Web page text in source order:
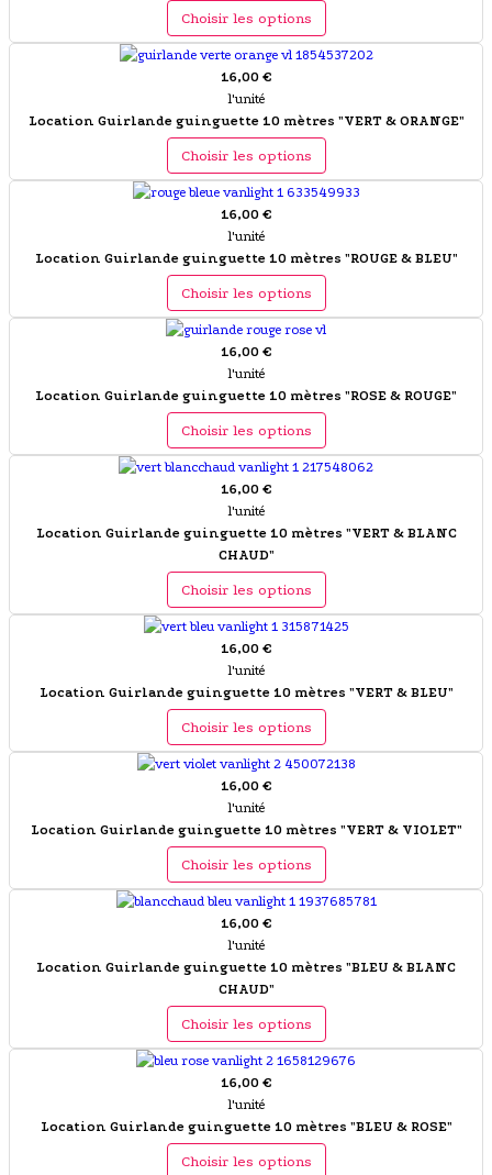
Choisir les options
16,00 €
l'unité
Location Guirlande guinguette 10 mètres "VERT & ORANGE"
Choisir les options
16,00 €
l'unité
Location Guirlande guinguette 10 mètres "ROUGE & BLEU"
Choisir les options
16,00 €
l'unité
Location Guirlande guinguette 10 mètres "ROSE & ROUGE"
Choisir les options
16,00 €
l'unité
Location Guirlande guinguette 10 mètres "VERT & BLANC
CHAUD"
Choisir les options
16,00 €
l'unité
Location Guirlande guinguette 10 mètres "VERT & BLEU"
Choisir les options
16,00 €
l'unité
Location Guirlande guinguette 10 mètres "VERT & VIOLET"
Choisir les options
16,00 €
l'unité
Location Guirlande guinguette 10 mètres "BLEU & BLANC
CHAUD"
Choisir les options
16,00 €
l'unité
Location Guirlande guinguette 10 mètres "BLEU & ROSE"
Choisir les options